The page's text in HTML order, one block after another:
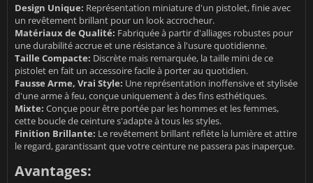
Design Unique: Représentation miniature d'un pistolet, finie avec
un revêtement brillant pour un look accrocheur.
Matériaux de Qualité: Fabriquée à partir d'alliages robustes pour
une durabilité accrue et une résistance à l'usure quotidienne.
Taille Compacte: Discrète mais remarquée, la taille mini de ce
pistolet en fait un accessoire facile à porter au quotidien.
Fausse Arme, Vrai Style: Une représentation inoffensive et stylisée
d'une arme à feu, conçue uniquement à des fins esthétiques.
Mixte: Conçue pour être portée par les hommes et les femmes,
cette boucle de ceinture s'adapte à tous les styles.
Finition Brillante: Le revêtement brillant reflète la lumière et attire
le regard, garantissant que votre ceinture ne passera pas inaperçue.
Avantages: